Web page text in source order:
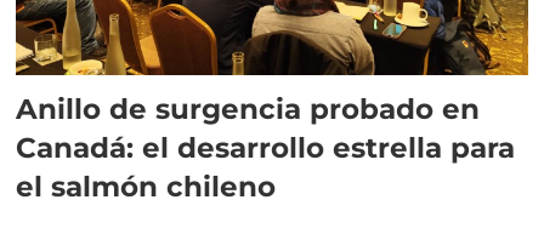
Anillo de surgencia probado en
Canadá: el desarrollo estrella para
el salmón chileno